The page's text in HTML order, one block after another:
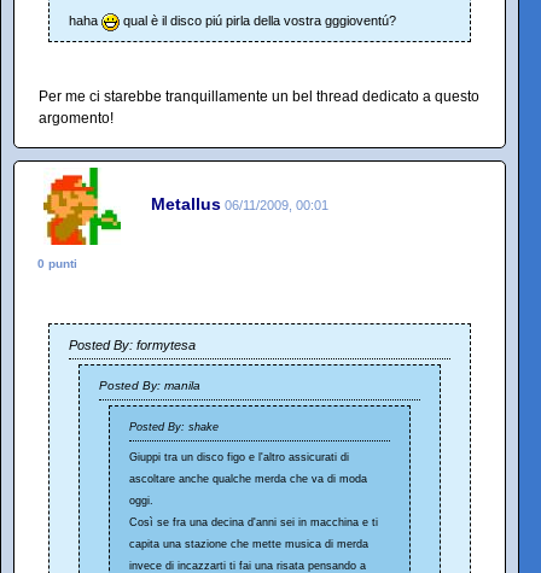
haha qual è il disco piú pirla della vostra gggioventú?
Per me ci starebbe tranquillamente un bel thread dedicato a questo
argomento!
Metallus 06/11/2009, 00:01
0 punti
Posted By: formytesa
Posted By: manila
Posted By: shake
Giuppi tra un disco figo e l'altro assicurati di
ascoltare anche qualche merda che va di moda
oggi.
Così se fra una decina d'anni sei in macchina e ti
capita una stazione che mette musica di merda
invece di incazzarti ti fai una risata pensando a